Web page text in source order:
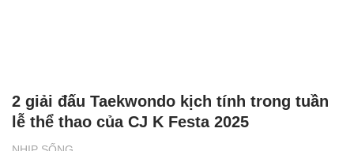
2 giải đấu Taekwondo kịch tính trong tuần
lễ thể thao của CJ K Festa 2025